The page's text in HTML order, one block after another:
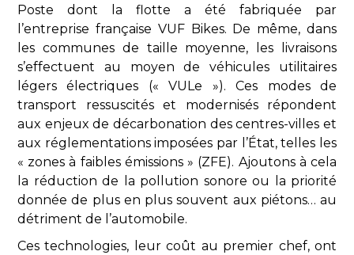
Poste dont la flotte a été fabriquée par
l’entreprise française VUF Bikes. De même, dans
les communes de taille moyenne, les livraisons
s’effectuent au moyen de véhicules utilitaires
légers électriques (« VULe »). Ces modes de
transport ressuscités et modernisés répondent
aux enjeux de décarbonation des centres-villes et
aux réglementations imposées par l’État, telles les
« zones à faibles émissions » (ZFE). Ajoutons à cela
la réduction de la pollution sonore ou la priorité
donnée de plus en plus souvent aux piétons… au
détriment de l’automobile.
Ces technologies, leur coût au premier chef, ont